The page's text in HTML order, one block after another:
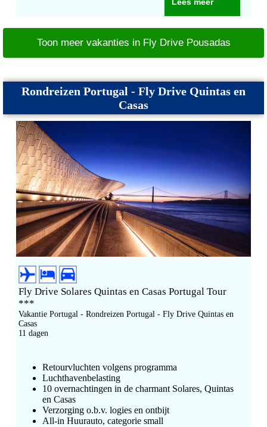
Lees meer
Toon meer vakanties in Fly Drive Pousadas
Rondreizen Portugal - Fly Drive Quintas en
Casas
Fly Drive Solares Quintas en Casas Portugal Tour
***
Vakantie Portugal - Rondreizen Portugal - Fly Drive Quintas en
Casas
11 dagen
Retourvluchten volgens programma
Luchthavenbelasting
10 overnachtingen in de charmant Solares, Quintas
en Casas
Verzorging o.b.v. logies en ontbijt
All-in Huurauto, categorie small